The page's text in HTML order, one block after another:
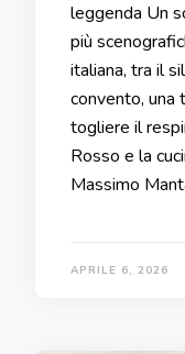
leggenda Un
più
italiana, tra il
convento, una
togliere il
Rosso e la
Massimo
APRILE 6, 2026